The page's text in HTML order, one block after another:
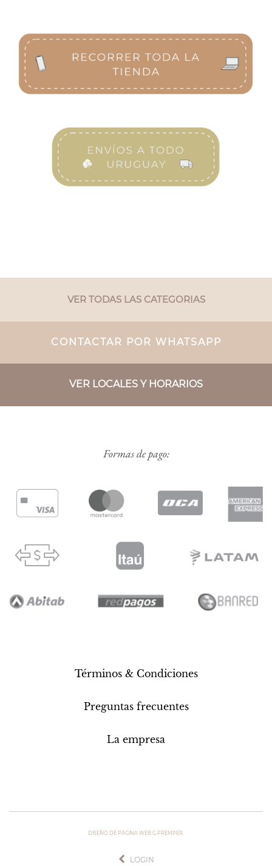
VER TODAS LAS CATEGORIAS
CONTACTAR POR WHATSAPP
VER LOCALES Y HORARIOS
Formas de pago:
Términos & Condiciones
Preguntas frecuentes
La empresa
DISEÑO DE PÁGINA WEB G.PREMPER.
LOGIN